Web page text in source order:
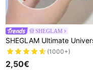
SHEGLAM
(1000+)
2,50€